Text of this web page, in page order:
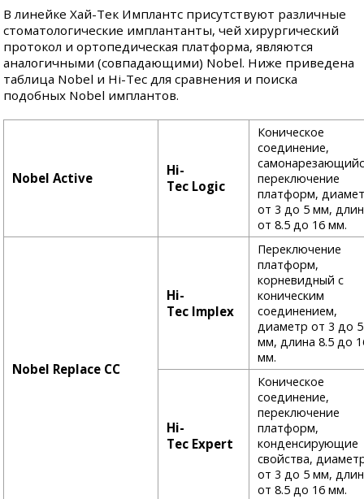
В линейке Хай-Тек Имплантс присутствуют различные
стоматологические имплантанты, чей хирургический
протокол и ортопедическая платформа, являются
аналогичными (совпадающими) Nobel. Ниже приведена
таблица Nobel и Hi-Tec для сравнения и поиска
подобных Nobel имплантов.
Nobel Active
Hi-
Tec Logic
Коническое
соединение,
переключение
платформ,
от 3 до 5 мм,
от 8.5 до 16 мм.
Nobel Replace CC
Hi-
Tec Implex
Переключение
платформ,
корневидный с
коническим
соединением,
диаметр от 3 до 5
мм, длина 8.5 до
мм.
Hi-
Tec Expert
Коническое
соединение,
переключение
платформ,
конденсирующие
свойства,
от 3 до 5 мм,
от 8.5 до 16 мм.